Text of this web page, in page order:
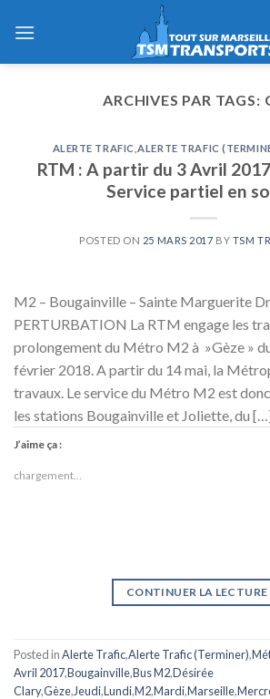
ARCHIVES PAR TAGS:
ALERTE TRAFIC ,ALERTE TRAFIC
RTM : A partir du 3 Avril
Service partiel en
POSTED ON 25 MARS 2017 BY TSM
M2 – Bougainville – Sainte Marguerite
PERTURBATION La RTM engage les
prolongement du Métro M2 à »Gèze »
février 2018. A partir du 14 mai, la
travaux. Le service du Métro M2 est
les stations Bougainville et Joliette, du
J’aime ça :
chargement…
CONTINUER LA LECTURE
Posted inAlerte Trafic,Alerte Trafic (Terminer),
Avril 2017,Bougainville,Bus M2,Désirée
Clary,Gèze,Jeudi,Lundi,M2,Mardi,Marseille,